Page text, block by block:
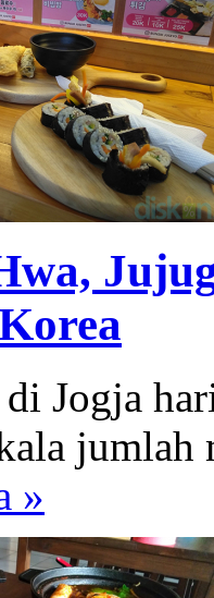
Jogja
jumlah
»